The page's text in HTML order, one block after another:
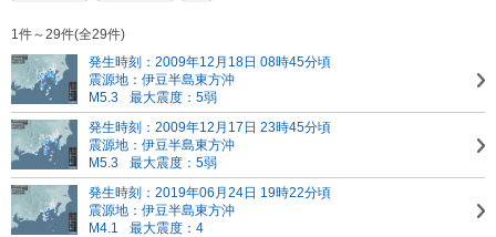
1件～29件(全29件)
発生時刻：2009年12月18日 08時45分頃
震源地：伊豆半島東方沖
M5.3
最大震度：5弱
発生時刻：2009年12月17日 23時45分頃
震源地：伊豆半島東方沖
M5.3
最大震度：5弱
発生時刻：2019年06月24日 19時22分頃
震源地：伊豆半島東方沖
M4.1
最大震度：4